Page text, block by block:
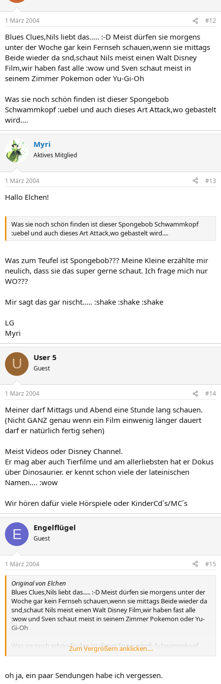
1 März 2004 #12
Blues Clues,Nils liebt das..... :-D Meist dürfen sie morgens
unter der Woche gar kein Fernseh schauen,wenn sie mittags
Beide wieder da snd,schaut Nils meist einen Walt Disney
Film,wir haben fast alle :wow und Sven schaut meist in
seinem Zimmer Pokemon oder Yu-Gi-Oh
Was sie noch schön finden ist dieser Spongebob
Schwammkopf :uebel und auch dieses Art Attack,wo gebastelt
wird....
Myri
Aktives Mitglied
1 März 2004 #13
Hallo Elchen!
Was sie noch schön finden ist dieser Spongebob Schwammkopf
:uebel und auch dieses Art Attack,wo gebastelt wird....
Was zum Teufel ist Spongebob??? Meine Kleine erzählte mir
neulich, dass sie das super gerne schaut. Ich frage mich nur
WO???
Mir sagt das gar nischt..... :shake :shake :shake
LG
Myri
U User 5
Guest
1 März 2004 #14
Meiner darf Mittags und Abend eine Stunde lang schauen.
(Nicht GANZ genau wenn ein Film einwenig länger dauert
darf er natürlich fertig sehen)
Meist Videos oder Disney Channel.
Er mag aber auch Tierfilme und am allerliebsten hat er Dokus
über Dinosaurier. er kennt schon viele der lateinischen
Namen.... :wow
Wir hören dafür viele Hörspiele oder KinderCd´s/MC´s
E Engelflügel
Guest
1 März 2004 #15
Original von Elchen
Blues Clues,Nils liebt das..... :-D Meist dürfen sie morgens unter der
Woche gar kein Fernseh schauen,wenn sie mittags Beide wieder da
snd,schaut Nils meist einen Walt Disney Film,wir haben fast alle
:wow und Sven schaut meist in seinem Zimmer Pokemon oder Yu-
Gi-Oh
Was sie noch schön finden ist dieser Spongebob Schwammkopf
:uebel und auch dieses Art Attack,wo gebastelt wird....
Zum Vergrößern anklicken....
oh ja, ein paar Sendungen habe ich vergessen.